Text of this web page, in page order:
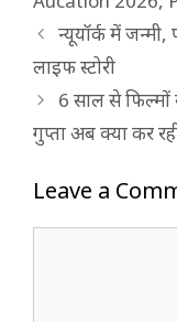
न्यूयॉर्क में
लाइफ स्टोरी
6 साल से फिल्मों
गुप्ता अब क्या कर
Leave a